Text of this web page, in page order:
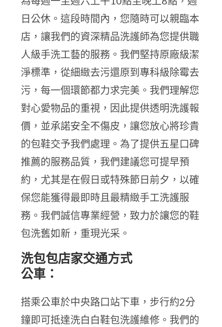
日公休。這段時間內，您隨時可以親臨本
店，讓我們的資深精品洗護師為您提供職
人級手洗工藝的服務。我們堅持原廠級潔
淨標準，從細緻去污還原到專科級除霉去
污，每一個環節都力求完美。我們理解您
對心愛物品的重視，因此提供透明洗護報
價，並承諾安全不傷皮，讓您放心將珍貴
的包鞋交予我們處理。為了提供五星口碑
推薦的服務品質，我們建議您可提早預
約，尤其是在假日或特殊節日前夕，以確
保您能獲得最即時且最精緻手工洗護服
務。我們誠信專業經營，致力於讓您的鞋
包洗舊如新，重現光采。
洗包包店家交通方式
公車：
搭乘公車於中央路口站下車，步行約2分
鐘即可抵達洗白白鞋包洗護維修。我們的